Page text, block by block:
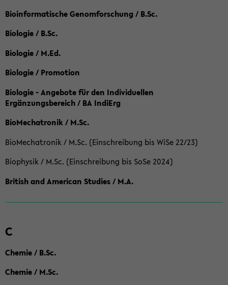
Bioinformatische Genomforschung / B.Sc.
Biologie / B.Sc.
Biologie / M.Ed.
Biologie / Promotion
Biologie - Angebote für den Individuellen
Ergänzungsbereich / BA IndiErg
BioMechatronik / M.Sc.
BioMechatronik / M.Sc. (Einschreibung bis WiSe 22/23)
Biophysik / M.Sc. (Einschreibung bis SoSe 2024)
British and American Studies / M.A.
C
Chemie / B.Sc.
Chemie / M.Sc.